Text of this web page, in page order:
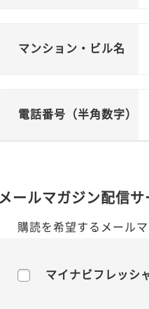
マンション・ビル名
電話番号（半角数字）
メールマガジン配信サ
購読を希望するメール
マイナビフレッシ